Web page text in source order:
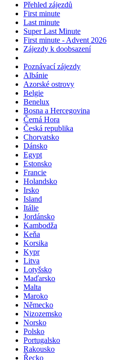
Přehled zájezdů
First minute
Last minute
Super Last Minute
First minute - Advent 2026
Zájezdy k doobsazení
Poznávací zájezdy
Albánie
Azorské ostrovy
Belgie
Benelux
Bosna a Hercegovina
Černá Hora
Česká republika
Chorvatsko
Dánsko
Egypt
Estonsko
Francie
Holandsko
Irsko
Island
Itálie
Jordánsko
Kambodža
Keňa
Korsika
Kypr
Litva
Lotyšsko
Maďarsko
Malta
Maroko
Německo
Nizozemsko
Norsko
Polsko
Portugalsko
Rakousko
Řecko